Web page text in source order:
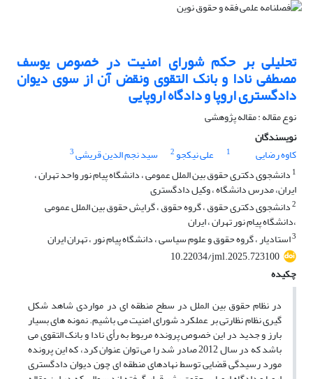
تحلیلی بر حکم شورای امنیت در خصوص یوسف
مصطفی نادا و بانک التقوی ونقض آن از سوی دیوان
دادگستری اروپا و دادگاه اروپایی
نوع مقاله : مقاله پژوهشی
نویسندگان
کاوه رضایی
1 علی نیکجو2 سید نجم الدین قریشی3
1 دانشجوی دکتری حقوق بین الملل عمومی ، دانشگاه پیام نور واحد تهران ،
ایران، مدرس دانشگاه ، وکیل دادگستری
2دانشجوی دکتری حقوق ، گروه حقوق ، گرایش حقوق بین الملل عمومی
،دانشگاه پیام نور تهران ، ایران
3استادیار ، گروه حقوق و علوم سیاسی ، دانشگاه پیام نور ، تهران ایران
10.22034/jml.2025.723100
چکیده
در نظام حقوق بین الملل در سطح منطقه ای در مواردی شاهد شکل
گیری نظام نظارتی بر عملکرد شورای امنیت می باشیم. نمونه های بسیار
بارز و جدید در این خصوص پرونده مربوط به رأی نادا و بانک التقوی می
باشد که در سال 2012 صادر شد را می توان عنوان کرد، که این پرونده
مورد رسیدگی قضایی توسط نهادهای منطقه ای چون دیوان دادگستری